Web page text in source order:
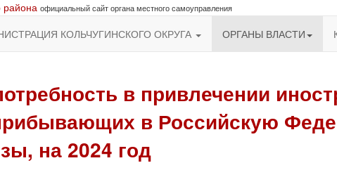
района официальный сайт органа местного самоуправления
КОЛЬЧУГИНСКОГО ОКРУГА ОРГАНЫ ВЛАСТИ
в привлечении
в Российскую
на 2024 год